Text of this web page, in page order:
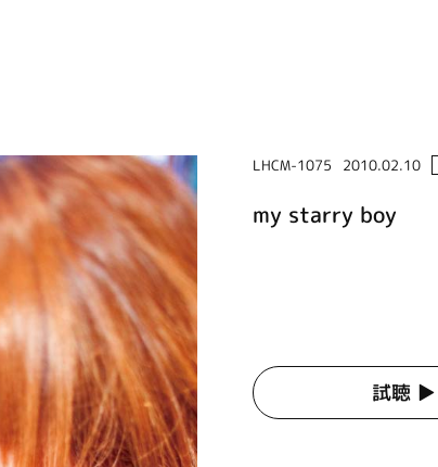
LHCM-1075 2010.02.10
my starry boy
試聴 ▶︎